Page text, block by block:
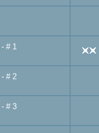
- # 1
- # 2
- # 3